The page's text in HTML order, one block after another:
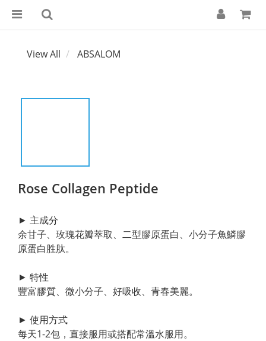
View All ABSALOM
Rose Collagen Peptide
► 主成分
余甘子、玫瑰花瓣萃取、二型膠原蛋白、小分子魚鱗膠
原蛋白胜肽。
► 特性
豐富膠質、微小分子、好吸收、青春美麗。
► 使用方式
每天1-2包，直接服用或搭配常溫水服用。